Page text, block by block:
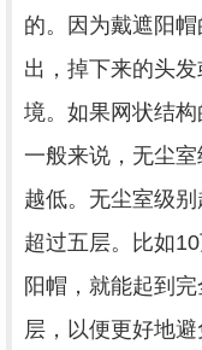
的。因为戴遮阳
出，掉下来的头
境。如果网状结构
一般来说，无尘
越低。无尘室级
超过五层。比如
阳帽，就能起到
层，以便更好地